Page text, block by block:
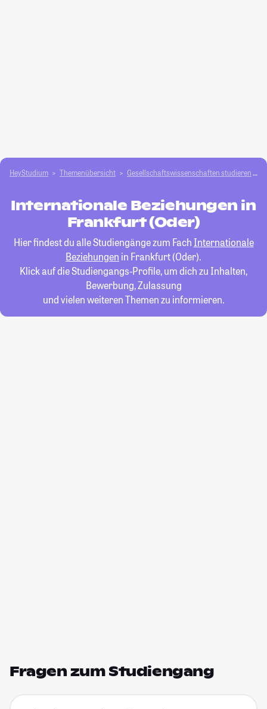
HeyStudium Themenübersicht Gesellschafts­­wissenschaften studieren
Internationale Beziehungen in
Frankfurt (Oder)
Hier findest du alle Studiengänge zum Fach Internationale
Beziehungen in Frankfurt (Oder).
Klick auf die Studiengangs-Profile, um dich zu Inhalten,
Bewerbung, Zulassung
und vielen weiteren Themen zu informieren.
Fragen zum Studiengang